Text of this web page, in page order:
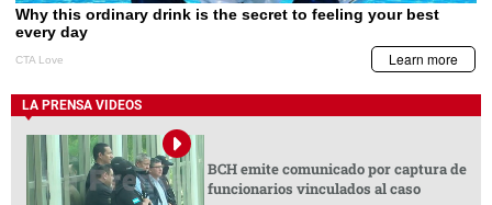
LA PRENSA VIDEOS
BCH emite comunicado por captura de
funcionarios vinculados al caso